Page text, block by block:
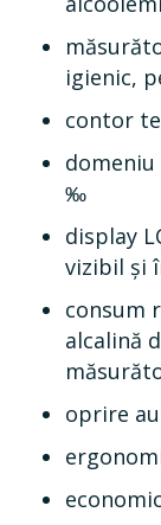
igienic,
contor
‰
display
vizibil și
consum
alcalină
oprire